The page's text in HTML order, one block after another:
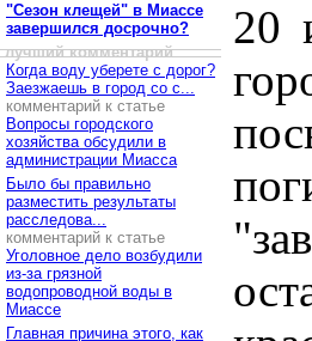
"Сезон клещей" в Миассе
завершился досрочно?
лучший комментарий
Когда воду уберете с дорог?
Заезжаешь в город со с...
комментарий к статье
Вопросы городского
хозяйства обсудили в
администрации Миасса
Было бы правильно
разместить результаты
расследова...
комментарий к статье
Уголовное дело возбудили
из-за грязной
водопроводной воды в
Миассе
Главная причина этого, как
20